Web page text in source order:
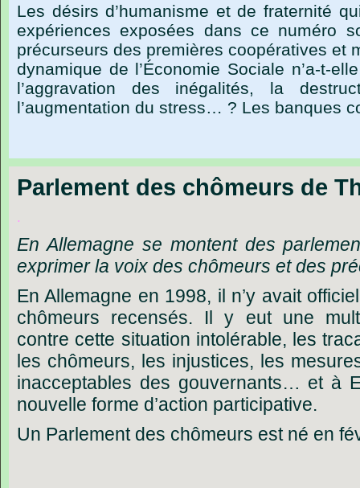
Les désirs d’humanisme et de fraternité
expériences exposées dans ce numéro
précurseurs des premières coopératives et
dynamique de l’Économie Sociale n’a-t-
l’aggravation des inégalités, la
l’augmentation du stress… ? Les banques
Parlement des chômeurs de
.
En Allemagne se montent des
exprimer la voix des chômeurs et des
En Allemagne en 1998, il n’y avait
chômeurs recensés. Il y eut une
contre cette situation intolérable, les
les chômeurs, les injustices, les
inacceptables des gouvernants… et à
nouvelle forme d’action participative.
Un Parlement des chômeurs est né en